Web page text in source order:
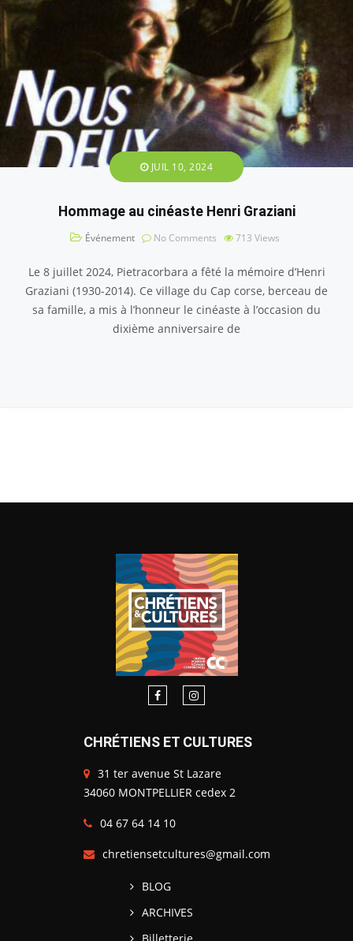
JUIL 10, 2024
Hommage au cinéaste Henri Graziani
Événement No Comments 713 Views
Le 8 juillet 2024, Pietracorbara a fêté la mémoire d’Henri
Graziani (1930-2014). Ce village du Cap corse, berceau de
sa famille, a mis à l’honneur le cinéaste à l’occasion du
dixième anniversaire de
CHRÉTIENS ET CULTURES
31 ter avenue St Lazare
34060 MONTPELLIER cedex 2
04 67 64 14 10
chretiensetcultures@gmail.com
BLOG
ARCHIVES